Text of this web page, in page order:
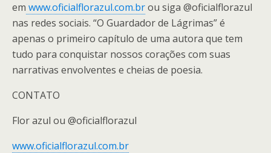
em www.oficialflorazul.com.brou siga @‌oficialflorazul
nas redes sociais. “O Guardador de Lágrimas” é
apenas o primeiro capítulo de uma autora que tem
tudo para conquistar nossos corações com suas
narrativas envolventes e cheias de poesia.
CONTATO
Flor azul ou @oficialflorazul
www.oficialflorazul.com.br